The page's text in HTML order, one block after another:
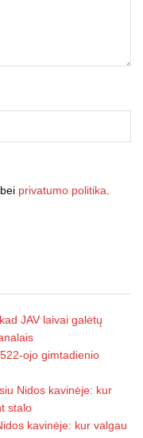
privatumo politika
JAV laivai galėtų
ojo gimtadienio
Nidos kavinėje: kur
stalo
kavinėje: kur valgau